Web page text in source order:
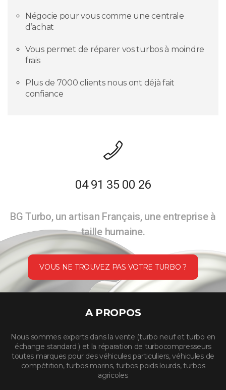
Négocie pour vous comme une centrale
d’achat
Vous permet de réparer vos turbos à moindre
frais
Plus de 7000 clients nous ont déjà fait
confiance
04 91 35 00 26
BG Turbo, un artisan Français, une entreprise à
taille humaine.
VOUS NE TROUVEZ PAS VOTRE TURBO ?
A PROPOS
Nous sommes experts dans la vente (turbo neuf et turbo en
échange standard ) et la réparation de turbocompresseurs
toutes marques pour des véhicules particuliers, véhicules de
compétition, turbos marins, turbos poids lourds, turbos
agricoles